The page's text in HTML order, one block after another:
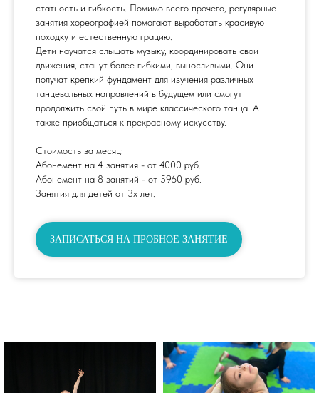
статность и гибкость. Помимо всего прочего, регулярные
занятия хореографией помогают выработать красивую
походку и естественную грацию.
Дети научатся слышать музыку, координировать свои
движения, станут более гибкими, выносливыми. Они
получат крепкий фундамент для изучения различных
танцевальных направлений в будущем или смогут
продолжить свой путь в мире классического танца. А
также приобщаться к прекрасному искусству.
Стоимость за месяц:
Абонемент на 4 занятия - от 4000 руб.
Абонемент на 8 занятий - от 5960 руб.
Занятия для детей от 3х лет.
ЗАПИСАТЬСЯ НА ПРОБНОЕ ЗАНЯТИЕ